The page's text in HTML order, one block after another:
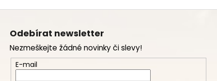
Z
Odebírat newsletter
Nezmeškejte žádné novinky či slevy!
E-mail